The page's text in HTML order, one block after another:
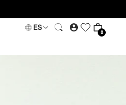
ES
0